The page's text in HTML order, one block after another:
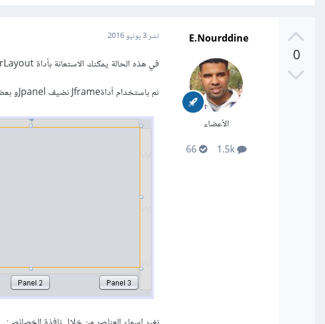
0
E.Nourddine
الأعضاء
نشر3 يونيو 2016
في هذه الحالة يمكنك الاستعانة بأداة CadrLayout المتوفر في مكتبة Swingعلى برنامج Netbeans.
ثم باستخدام أداةJframe نضيف Jpanelو بعض عناصر JButton لنحصل على: